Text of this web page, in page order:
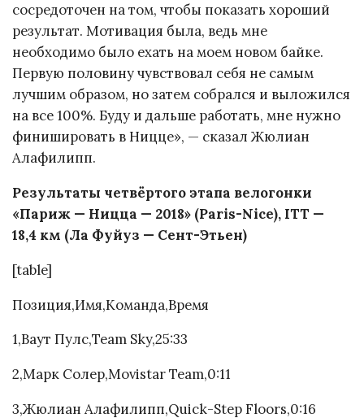
сосредоточен на том, чтобы показать хороший
результат. Мотивация была, ведь мне
необходимо было ехать на моем новом байке.
Первую половину чувствовал себя не самым
лучшим образом, но затем собрался и выложился
на все 100%. Буду и дальше работать, мне нужно
финишировать в Ницце», — сказал Жюлиан
Алафилипп.
Результаты четвёртого этапа велогонки
«Париж — Ницца — 2018» (Paris-Nice), ITT —
18,4 км (Ла Фуйуз — Сент-Этьен)
[table]
Позиция,Имя,Команда,Время
1,Ваут Пулс,Team Sky,25:33
2,Марк Солер,Movistar Team,0:11
3,Жюлиан Алафилипп,Quick-Step Floors,0:16